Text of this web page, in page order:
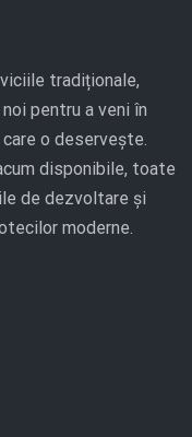
tradiționale,
pentru a veni în
o deservește.
disponibile, toate
de dezvoltare și
moderne.